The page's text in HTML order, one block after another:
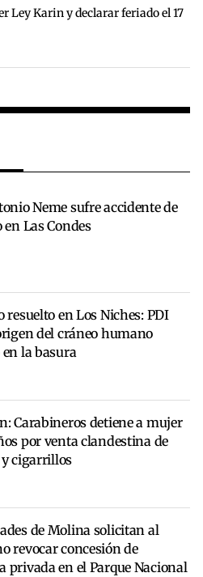
Ley Karin y declarar feriado el 17
Neme sufre accidente de
Las Condes
resuelto en Los Niches: PDI
del cráneo humano
la basura
Carabineros detiene a mujer
por venta clandestina de
cigarrillos
de Molina solicitan al
revocar concesión de
privada en el Parque Nacional